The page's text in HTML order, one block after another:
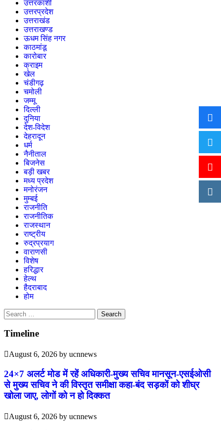
उत्तरकाशी
उत्तरप्रदेश
उत्तराखंड
उत्तराखण्ड
ऊधम सिंह नगर
काठमांडू
कारोबार
क्राइम
खेल
चंडीगढ़
चमोली
जम्मू
दिल्ली
दुनिया
देश-विदेश
देहरादून
धर्म
नैनीताल
बिजनेस
बड़ी खबर
मध्य प्रदेश
मनोरंजन
मुम्बई
राजनीति
राजनीतिक
राजस्थान
राष्ट्रीय
रुद्रप्रयाग
वाराणसी
विशेष
हरिद्धार
हेल्थ
हैदराबाद
होम
Search
for:
Timeline
August 6, 2026 by ucnnews
24×7 अलर्ट मोड में रहें अधिकारी-मुख्य सचिव मानसून-एसईओसी
से मुख्य सचिव ने की विस्तृत समीक्षा कहा-बंद सड़कों को शीघ्र
खोला जाए, लोगों को न हो दिक्कत
August 6, 2026 by ucnnews